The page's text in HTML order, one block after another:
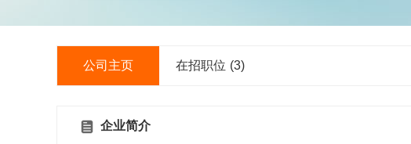
公司主页 在招职位 (3)
企业简介